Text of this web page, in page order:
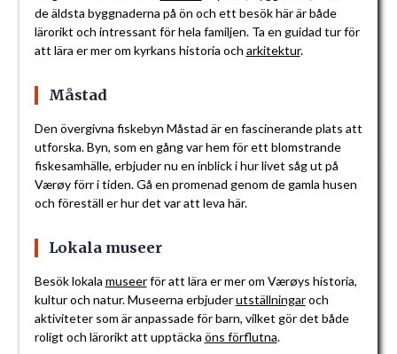
de äldsta byggnaderna på ön och ett besök här är både
lärorikt och intressant för hela familjen. Ta en guidad tur för
att lära er mer om kyrkans historia och arkitektur.
Måstad
Den övergivna fiskebyn Måstad är en fascinerande plats att
utforska. Byn, som en gång var hem för ett blomstrande
fiskesamhälle, erbjuder nu en inblick i hur livet såg ut på
Værøy förr i tiden. Gå en promenad genom de gamla husen
och föreställ er hur det var att leva här.
Lokala museer
Besök lokala museerför att lära er mer om Værøys historia,
kultur och natur. Museerna erbjuderutställningaroch
aktiviteter som är anpassade för barn, vilket gör det både
roligt och lärorikt att upptäcka öns förflutna.